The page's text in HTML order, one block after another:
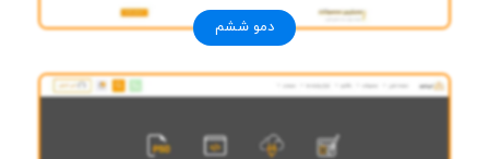
دمو ششم